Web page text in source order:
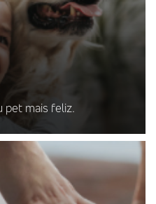
pet mais feliz.